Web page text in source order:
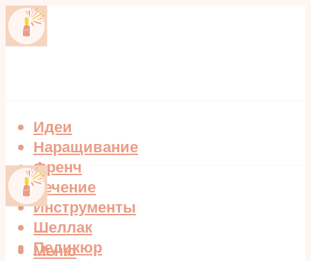
Идеи
Наращивание
Френч
Лечение
Инструменты
Шеллак
Педикюр
Меню